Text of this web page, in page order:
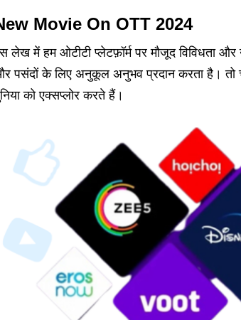
Movie On OTT 2024
लेख में हम ओटीटी प्लेटफ़ॉर्म पर मौजूद विविधता
पसंदों के लिए अनुकूल अनुभव प्रदान करता है। तो
को एक्सप्लोर करते हैं।